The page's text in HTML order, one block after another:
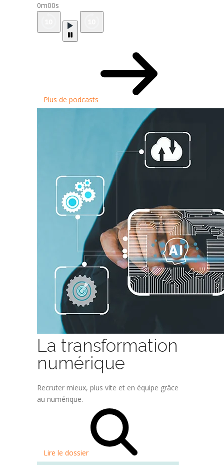
0m00s
Plus de podcasts
La transformation
numérique
Recruter mieux, plus vite et en équipe grâce
au numérique.
Lire le dossier